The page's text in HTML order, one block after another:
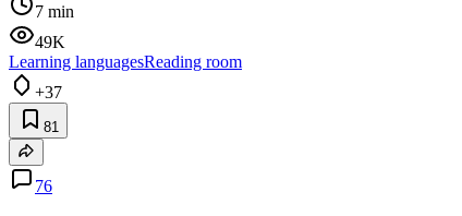
7 min
49K
Learning languagesReading room
+37
81
76